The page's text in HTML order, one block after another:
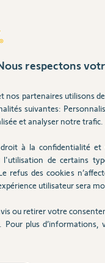
au fil de
environnementale
respectons
nos partenaires utilisons
suivantes:
et analyser notre trafic.
à la confidentialité et
de certains
refus des cookies
utilisateur sera
ou retirer votre
Pour plus